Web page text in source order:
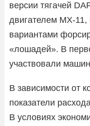
версии тягачей
двигателем MX-
вариантами
«лошадей». В
участвовали
В зависимости от
показатели
В условиях